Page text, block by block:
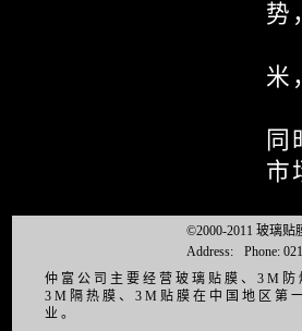
势
米
市
©2000-2011 玻璃贴
Address:
Phone:
仲富公司主要经营玻璃贴膜、3M
3M隔热膜、3M贴膜在中国地区第
业。